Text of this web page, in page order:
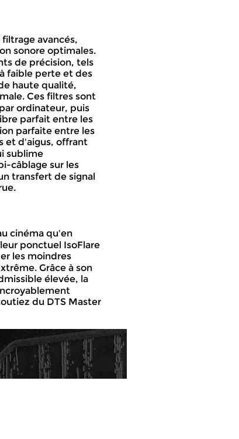
avancés,
sonore optimales.
de précision, tels
faible perte et des
haute qualité,
Ces filtres sont
ordinateur, puis
parfait entre les
parfaite entre les
et d'aigus, offrant
sublime
câblage sur les
transfert de signal
cinéma qu'en
ponctuel IsoFlare
les moindres
Grâce à son
élevée, la
du DTS Master